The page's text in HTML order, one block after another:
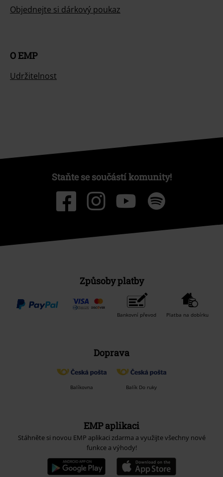
Objednejte si dárkový poukaz
O EMP
Udržitelnost
Staňte se součástí komunity!
Způsoby platby
Bankovní převod Platba na dobírku
Doprava
Balíkovna Balík Do ruky
EMP aplikaci
Stáhněte si novou EMP aplikaci zdarma a využijte všechny nové
funkce a výhody!